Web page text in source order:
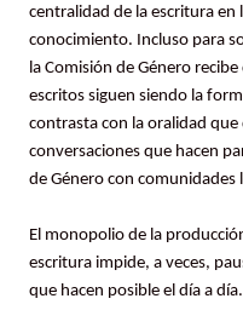
centralidad de la escritura
conocimiento. Incluso para
la Comisión de Género
escritos siguen siendo la
contrasta con la oralidad
conversaciones que hacen
de Género con comunidades
El monopolio de la
escritura impide, a veces,
que hacen posible el día a